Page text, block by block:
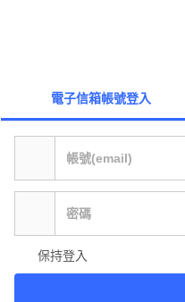
電子信箱帳號登入
保持登入